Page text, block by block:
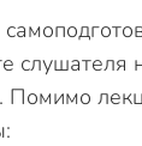
слушателя
Помимо